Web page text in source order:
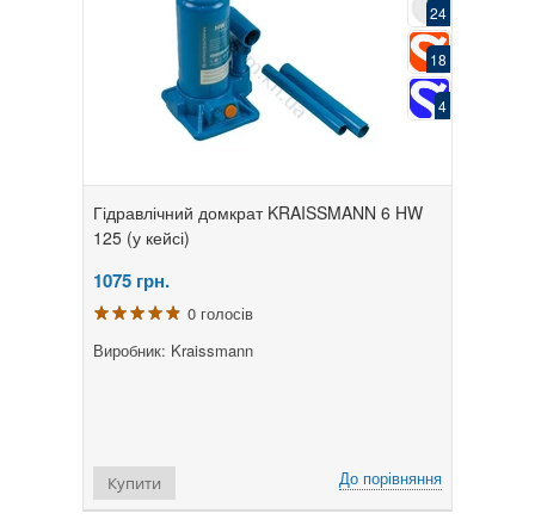
24
18
4
Гідравлічний домкрат KRAISSMANN 6 HW
125 (у кейсі)
1075 грн.
0 голосів
Виробник: Kraissmann
До порівняння
Купити